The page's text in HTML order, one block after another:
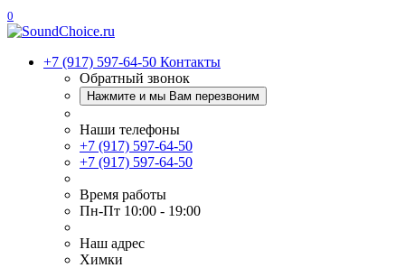
0
+7 (917) 597-64-50 Контакты
Обратный звонок
Нажмите и мы Вам перезвоним
Наши телефоны
+7 (917) 597-64-50
+7 (917) 597-64-50
Время работы
Пн-Пт 10:00 - 19:00
Наш адрес
Химки